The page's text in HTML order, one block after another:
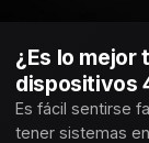
¿Es lo mejor
dispositivos
Es fácil sentirse
tener sistemas